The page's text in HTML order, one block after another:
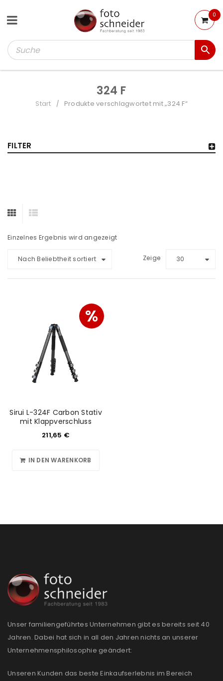
0
324 F
Start / Produkte verschlagwortet mit „324 F“
FILTER
Einzelnes Ergebnis wird angezeigt
Nach Beliebtheit sortiert Zeige 30
%
Sirui L-324F Carbon Stativ
mit Klappverschluss
211,65 €
IN DEN WARENKORB
Unser familiengeführtes Unternehmen gibt es bereits seit 40
Jahren. Dabei hat sich in all den Jahren nichts an unserer
Unternehmensphilosophie geändert:
Unseren Kunden das beste Einkaufserlebnis im Bereich